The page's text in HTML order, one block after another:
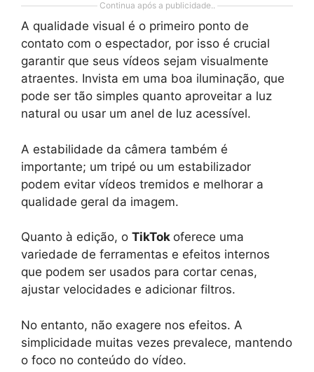
Continua após a publicidade..
A qualidade visual é o primeiro ponto de
contato com o espectador, por isso é crucial
garantir que seus vídeos sejam visualmente
atraentes. Invista em uma boa iluminação, que
pode ser tão simples quanto aproveitar a luz
natural ou usar um anel de luz acessível.
A estabilidade da câmera também é
importante; um tripé ou um estabilizador
podem evitar vídeos tremidos e melhorar a
qualidade geral da imagem.
Quanto à edição, o TikTok oferece uma
variedade de ferramentas e efeitos internos
que podem ser usados para cortar cenas,
ajustar velocidades e adicionar filtros.
No entanto, não exagere nos efeitos. A
simplicidade muitas vezes prevalece, mantendo
o foco no conteúdo do vídeo.